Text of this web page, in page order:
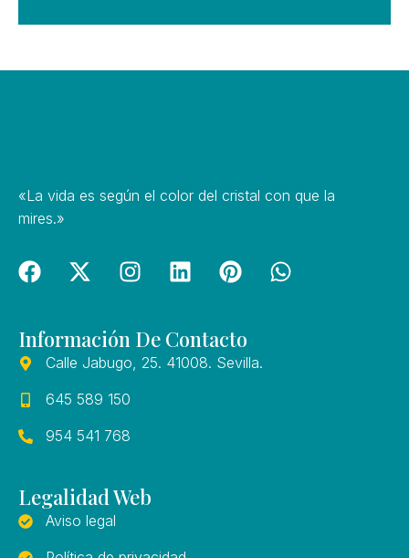
«La vida es según el color del cristal con que la
mires.»
F
a
e
b
o
o
X
-
w
i
t
t
r
I
n
a
g
r
m
L
i
k
e
d
P
i
t
e
r
W
h
Información De Contacto
Calle Jabugo, 25. 41008. Sevilla.
645 589 150
954 541 768
Legalidad Web
Aviso legal